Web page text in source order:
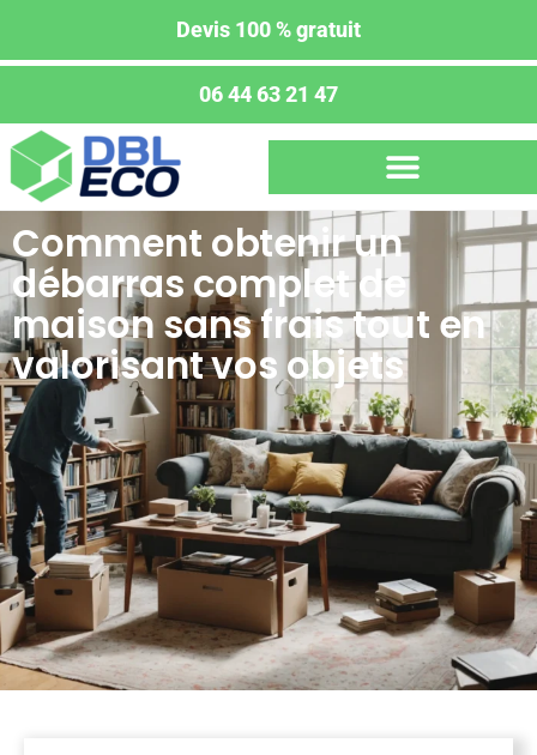
Devis 100 % gratuit
06 44 63 21 47
Comment obtenir un
débarras complet de
maison sans frais tout en
valorisant vos objets